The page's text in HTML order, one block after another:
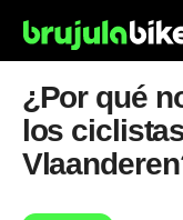
¿Por qué
los